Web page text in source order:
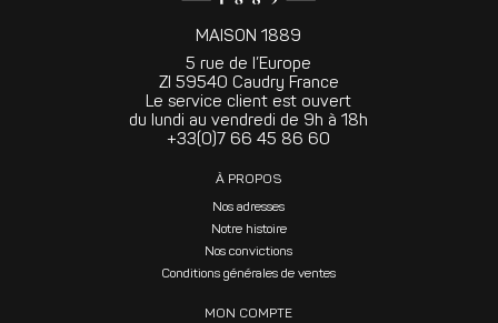
MAISON 1889
5 rue de l’Europe
ZI 59540 Caudry France
Le service client est ouvert
du lundi au vendredi de 9h à 18h
+33(0)7 66 45 86 60
À PROPOS
Nos adresses
Notre histoire
Nos convictions
Conditions générales de ventes
MON COMPTE